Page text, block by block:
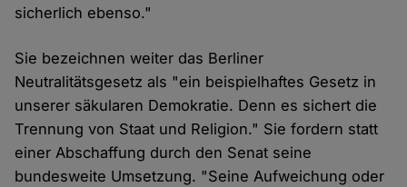
sicherlich ebenso."
Sie bezeichnen weiter das Berliner
Neutralitätsgesetz als "ein beispielhaftes Gesetz in
unserer säkularen Demokratie. Denn es sichert die
Trennung von Staat und Religion." Sie fordern statt
einer Abschaffung durch den Senat seine
bundesweite Umsetzung. "Seine Aufweichung oder